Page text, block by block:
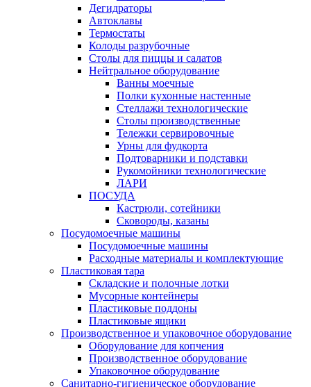
Дегидраторы
Автоклавы
Термостаты
Колоды разрубочные
Столы для пиццы и салатов
Нейтральное оборудование
Ванны моечные
Полки кухонные настенные
Стеллажи технологические
Столы производственные
Тележки сервировочные
Урны для фудкорта
Подтоварники и подставки
Рукомойники технологические
ЛАРИ
ПОСУДА
Кастрюли, сотейники
Сковороды, казаны
Посудомоечные машины
Посудомоечные машины
Расходные материалы и комплектующие
Пластиковая тара
Складские и полочные лотки
Мусорные контейнеры
Пластиковые поддоны
Пластиковые ящики
Производственное и упаковочное оборудование
Оборудование для копчения
Производственное оборудование
Упаковочное оборудование
Санитарно-гигиеническое оборудование